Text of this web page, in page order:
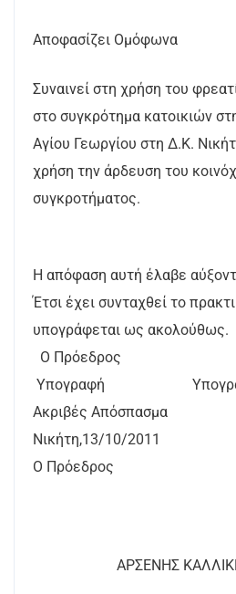
Αποφασίζει Ομόφωνα
Συναινεί στη χρήση του
στο συγκρότημα κατοικιών
Αγίου Γεωργίου στη Δ.Κ.
χρήση την άρδευση του
συγκροτήματος.
Η απόφαση αυτή έλαβε
Έτσι έχει συνταχθεί το
υπογράφεται ως ακολούθως.
Ο Πρόεδρος
Υπογραφή
Ακριβές Απόσπασμα
Νικήτη,13/10/2011
Ο Πρόεδρος
ΑΡΣΕΝΗΣ